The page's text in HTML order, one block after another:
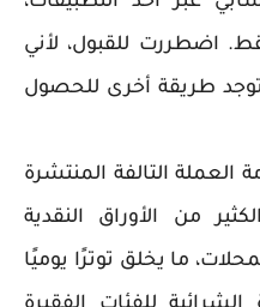
شيكل فقط. اضطررت للقبول، لأني
طريقة أخرى للحصول
التالفة المنتشرة
من الأوراق النقدية
ما يخلق توترًا يوميًا